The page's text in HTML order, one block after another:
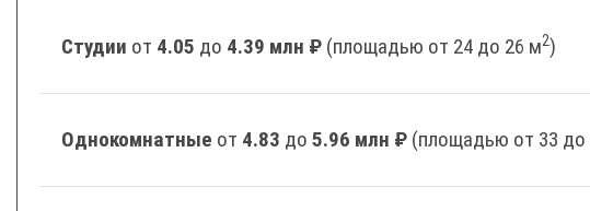
Студии от 4.05 до 4.39 млн ₽ (площадью от 24 до 26 м2)
Однокомнатные от 4.83 до 5.96 млн ₽ (площадью от 33 до